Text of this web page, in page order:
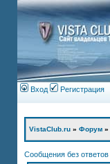
Вход Регистрация
VistaClub.ru » Форум »
Сообщения без ответов